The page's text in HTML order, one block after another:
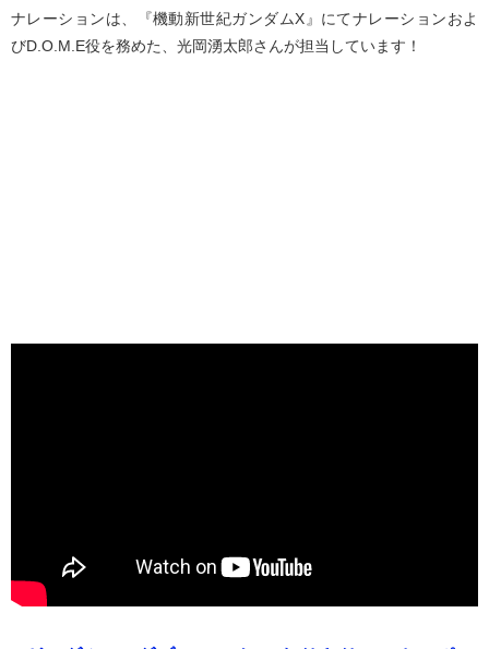
ナレーションは、『機動新世紀ガンダムX』にてナレーションおよ
びD.O.M.E役を務めた、光岡湧太郎さんが担当しています！